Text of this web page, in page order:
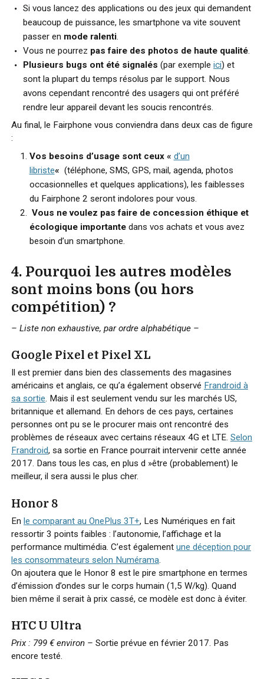
Si vous lancez des applications ou des jeux qui demandent
beaucoup de puissance, les smartphone va vite souvent
passer en mode ralenti.
Vous ne pourrez pas faire des photos de haute qualité.
Plusieurs bugs ont été signalés (par exempleici) et
sont la plupart du temps résolus par le support. Nous
avons cependant rencontré des usagers qui ont préféré
rendre leur appareil devant les soucis rencontrés.
Au final, le Fairphone vous conviendra dans deux cas de figure
:
Vos besoins d’usage sont ceux « d’un
libriste« (téléphone, SMS, GPS, mail, agenda, photos
occasionnelles et quelques applications), les faiblesses
du Fairphone 2 seront indolores pour vous.
Vous ne voulez pas faire de concession éthique et
écologique importantedans vos achats et vous avez
besoin d’un smartphone.
4. Pourquoi les autres modèles
sont moins bons (ou hors
compétition) ?
– Liste non exhaustive, par ordre alphabétique –
Google Pixel et Pixel XL
Il est premier dans bien des classements des magasines
américains et anglais, ce qu’a également observé Frandroid à
sa sortie. Mais il est seulement vendu sur les marchés US,
britannique et allemand. En dehors de ces pays, certaines
personnes ont pu se le procurer mais ont rencontré des
problèmes de réseaux avec certains réseaux 4G et LTE. Selon
Frandroid, sa sortie en France pourrait intervenir cette année
2017. Dans tous les cas, en plus d »être (probablement) le
meilleur, il sera aussi le plus cher.
Honor 8
En le comparant au OnePlus 3T+, Les Numériques en fait
ressortir 3 points faibles : l’autonomie, l’affichage et la
performance multimédia. C’est également une déception pour
les consommateurs selon Numérama.
On ajoutera que le Honor 8 est le pire smartphone en termes
d’émission d’ondes sur le corps humain (1,5 W/kg). Quand
bien même il serait à prix cassé, ce modèle est donc à éviter.
HTC U Ultra
Prix : 799 €environ – Sortie prévue en février 2017. Pas
encore testé.